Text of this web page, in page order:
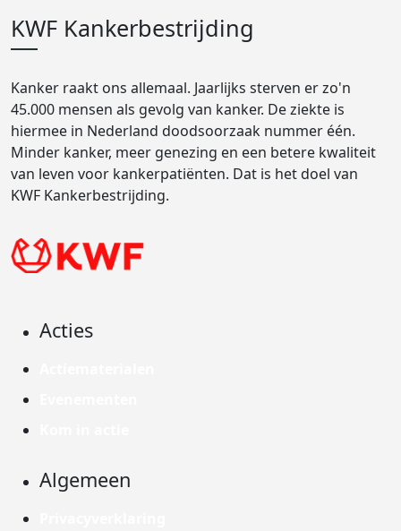
KWF Kankerbestrijding
Kanker raakt ons allemaal. Jaarlijks sterven er zo'n
45.000 mensen als gevolg van kanker. De ziekte is
hiermee in Nederland doodsoorzaak nummer één.
Minder kanker, meer genezing en een betere kwaliteit
van leven voor kankerpatiënten. Dat is het doel van
KWF Kankerbestrijding.
Acties
Algemeen